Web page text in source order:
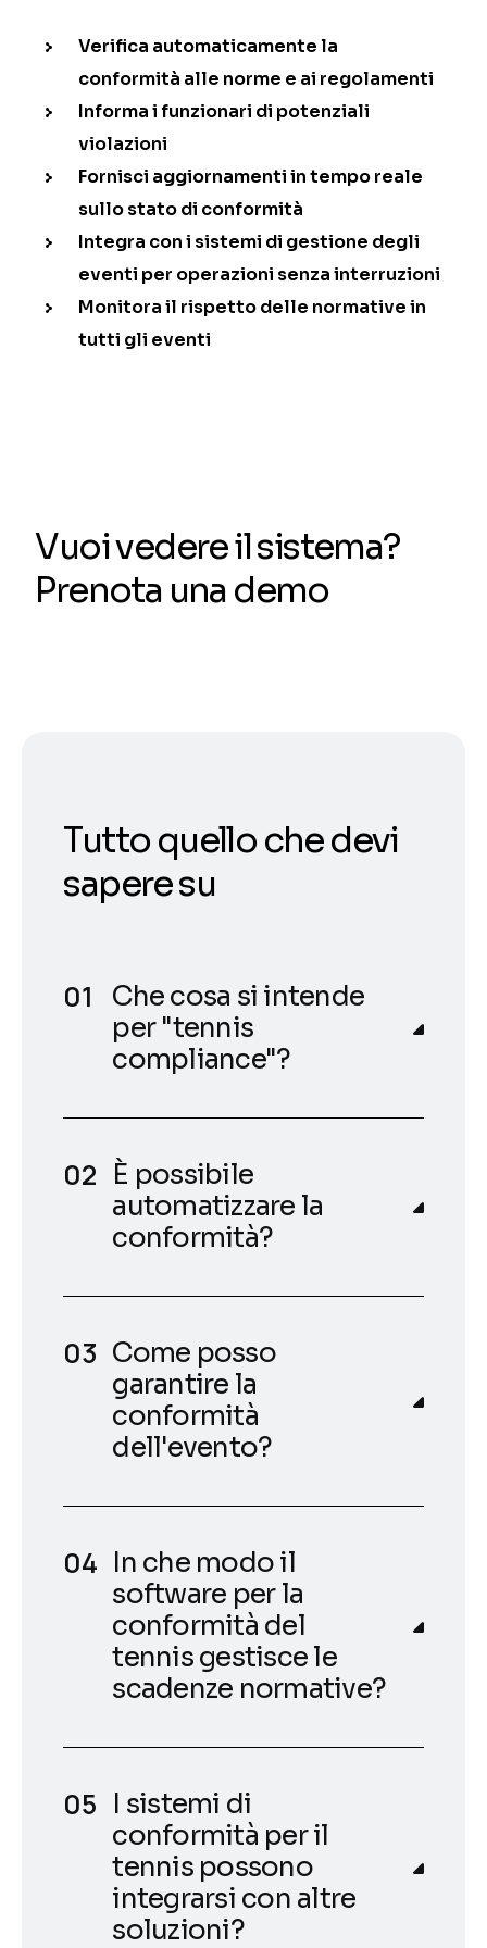
Verifica automaticamente la
conformità alle norme e ai regolamenti
Informa i funzionari di potenziali
violazioni
Fornisci aggiornamenti in tempo reale
sullo stato di conformità
Integra con i sistemi di gestione degli
eventi per operazioni senza interruzioni
Monitora il rispetto delle normative in
tutti gli eventi
Vuoi vedere il sistema?
Prenota una demo
Tutto quello che devi
sapere su
Che cosa si intende
per "tennis
compliance"?
È possibile
automatizzare la
conformità?
Come posso
garantire la
conformità
dell'evento?
In che modo il
software per la
conformità del
tennis gestisce le
scadenze normative?
I sistemi di
conformità per il
tennis possono
integrarsi con altre
soluzioni?